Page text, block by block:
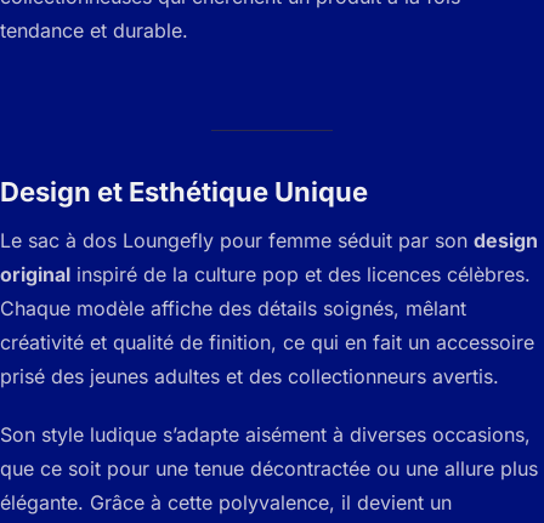
tendance et durable.
Design et Esthétique Unique
Le sac à dos Loungefly pour femme séduit par son design
original inspiré de la culture pop et des licences célèbres.
Chaque modèle affiche des détails soignés, mêlant
créativité et qualité de finition, ce qui en fait un accessoire
prisé des jeunes adultes et des collectionneurs avertis.
Son style ludique s’adapte aisément à diverses occasions,
que ce soit pour une tenue décontractée ou une allure plus
élégante. Grâce à cette polyvalence, il devient un